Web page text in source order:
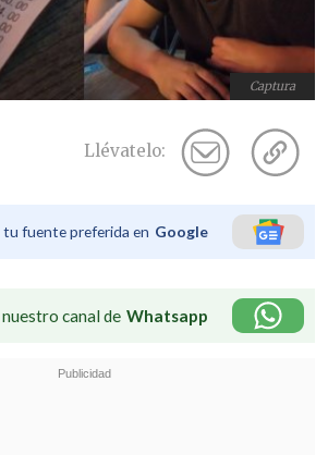
Captura
Llévatelo:
fuente preferida en Google
canal de Whatsapp